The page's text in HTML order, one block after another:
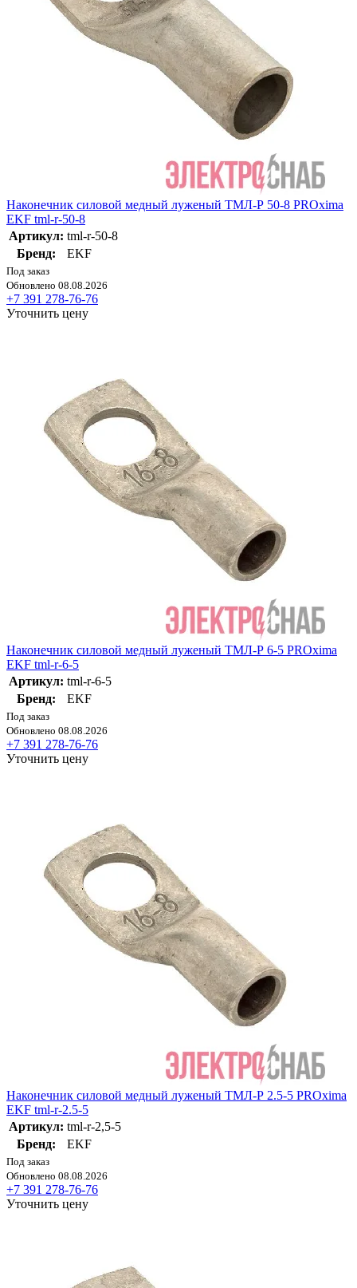
Наконечник силовой медный луженый ТМЛ-Р 50-8 PROxima
EKF tml-r-50-8
Артикул: tml-r-50-8
Бренд:
EKF
Под заказ
Обновлено 08.08.2026
+7 391 278-76-76
Уточнить цену
Наконечник силовой медный луженый ТМЛ-Р 6-5 PROxima
EKF tml-r-6-5
Артикул: tml-r-6-5
Бренд:
EKF
Под заказ
Обновлено 08.08.2026
+7 391 278-76-76
Уточнить цену
Наконечник силовой медный луженый ТМЛ-Р 2.5-5 PROxima
EKF tml-r-2.5-5
Артикул: tml-r-2,5-5
Бренд:
EKF
Под заказ
Обновлено 08.08.2026
+7 391 278-76-76
Уточнить цену